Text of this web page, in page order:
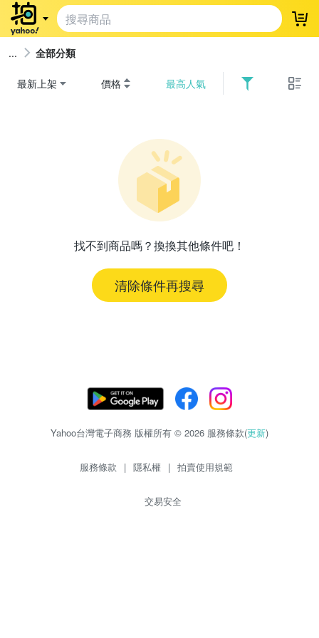
登
全部分類
最新上架 價格 最高人氣
找不到商品嗎？換換其他條件吧！
清除條件再搜尋
Yahoo台灣電子商務 版權所有 © 2026 服務條款(更新)
服務條款 | 隱私權 | 拍賣使用規範
交易安全